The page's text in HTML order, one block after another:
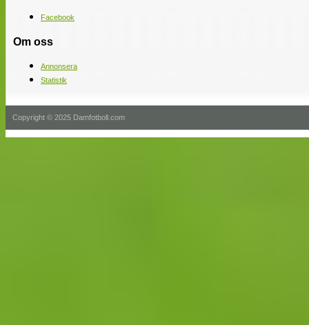
Facebook
Om oss
Annonsera
Statistik
Copyright © 2025 Damfotboll.com